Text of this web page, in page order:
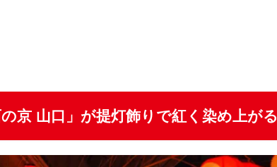
の京 山口」が提灯飾りで紅く染め上がる